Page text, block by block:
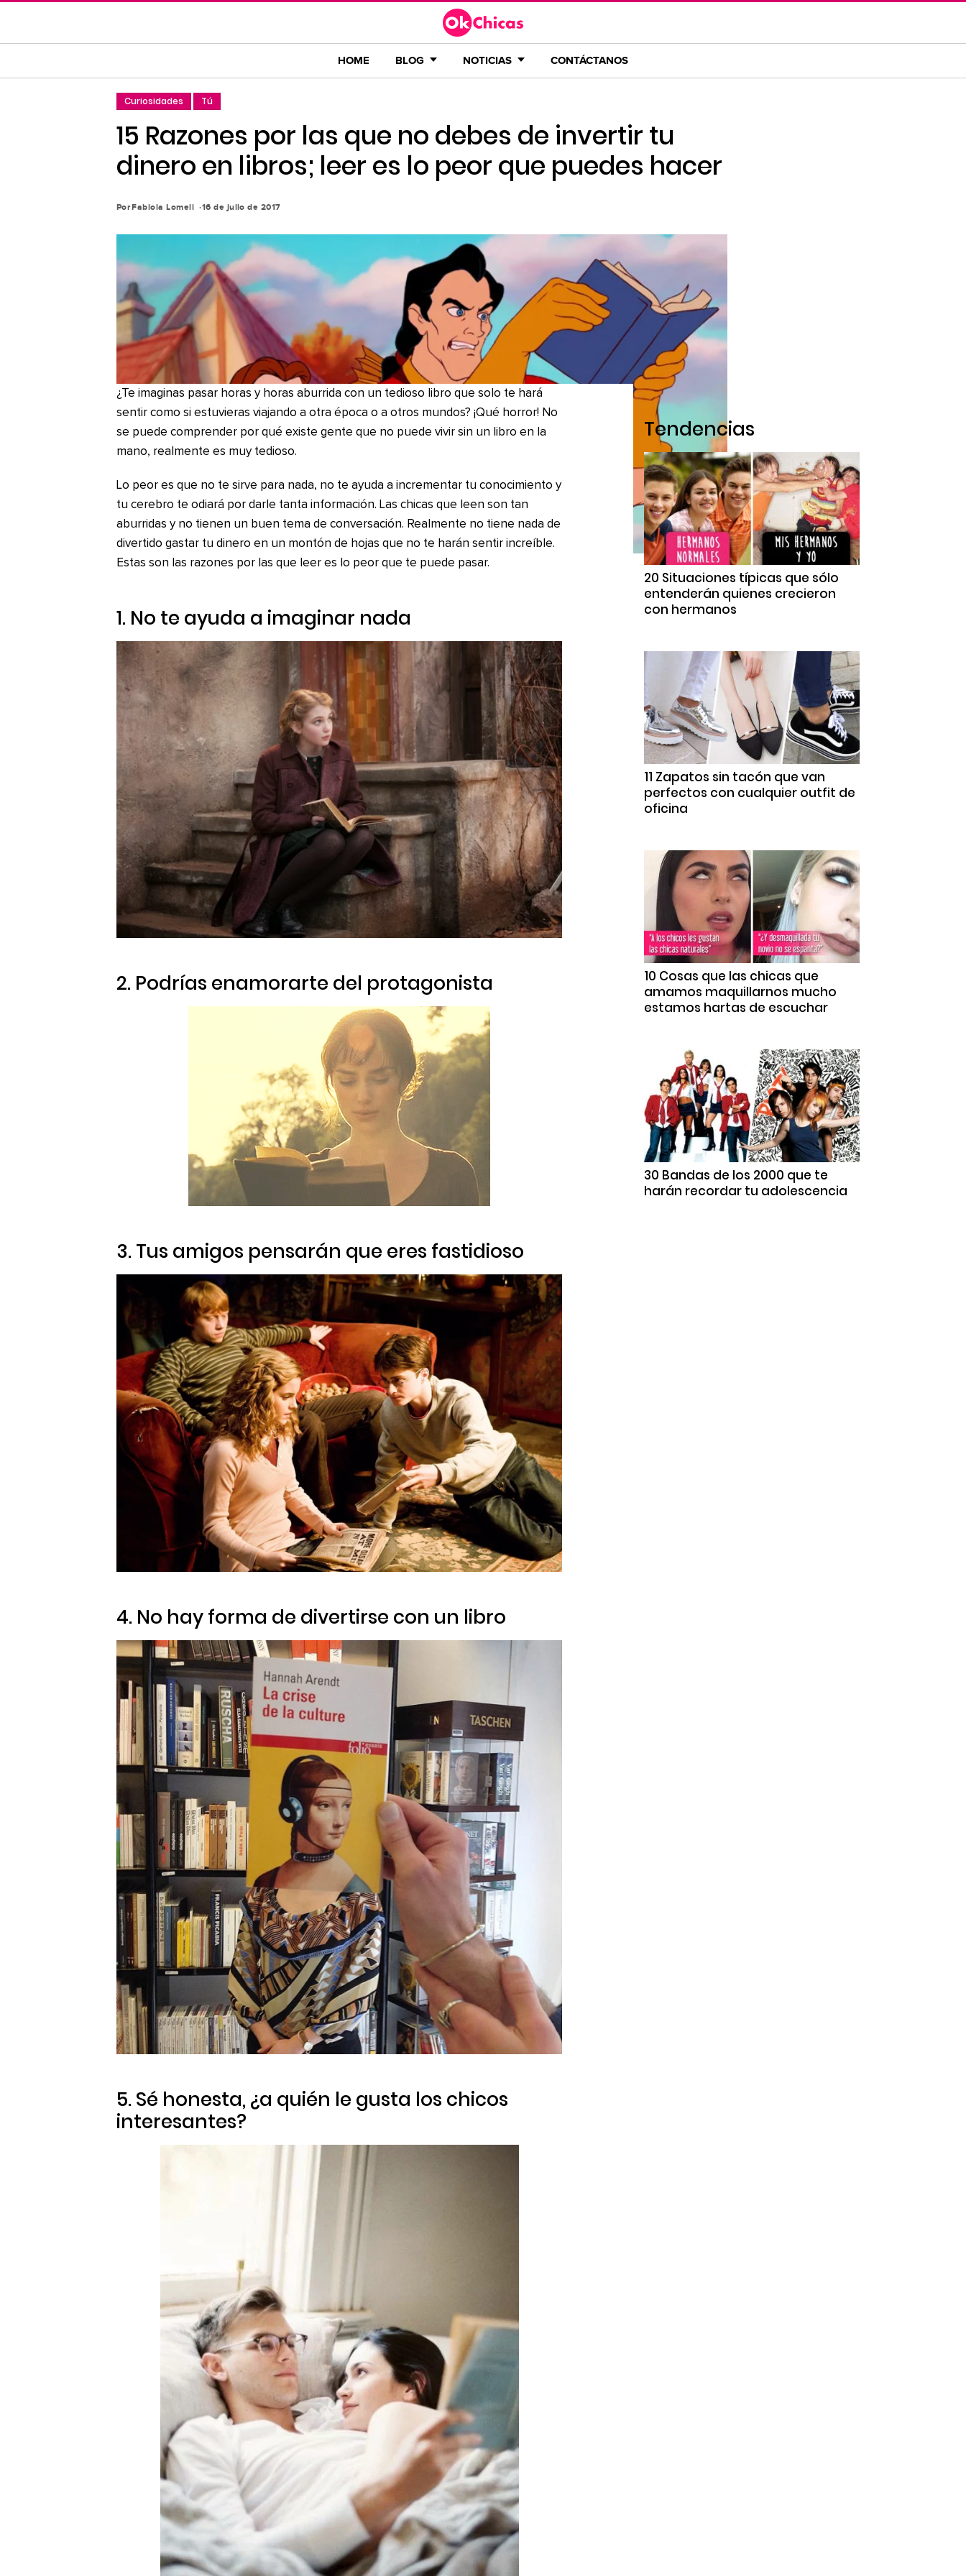
contenido
HOME BLOG NOTICIAS CONTÁCTANOS
Curiosidades Tú
15 Razones por las que no debes de invertir tu
dinero en libros; leer es lo peor que puedes hacer
PorFabiola Lomeli 16 de julio de 2017
¿Te imaginas pasar horas y horas aburrida con un tedioso libro que solo te hará
sentir como si estuvieras viajando a otra época o a otros mundos? ¡Qué horror! No
se puede comprender por qué existe gente que no puede vivir sin un libro en la
mano, realmente es muy tedioso.
Lo peor es que no te sirve para nada, no te ayuda a incrementar tu conocimiento y
tu cerebro te odiará por darle tanta información. Las chicas que leen son tan
aburridas y no tienen un buen tema de conversación. Realmente no tiene nada de
divertido gastar tu dinero en un montón de hojas que no te harán sentir increíble.
Estas son las razones por las que leer es lo peor que te puede pasar.
1. No te ayuda a imaginar nada
2. Podrías enamorarte del protagonista
3. Tus amigos pensarán que eres fastidioso
4. No hay forma de divertirse con un libro
5. Sé honesta, ¿a quién le gusta los chicos
interesantes?
Tendencias
20 Situaciones típicas que sólo
entenderán quienes crecieron
con hermanos
11 Zapatos sin tacón que van
perfectos con cualquier outfit de
oficina
10 Cosas que las chicas que
amamos maquillarnos mucho
estamos hartas de escuchar
30 Bandas de los 2000 que te
harán recordar tu adolescencia